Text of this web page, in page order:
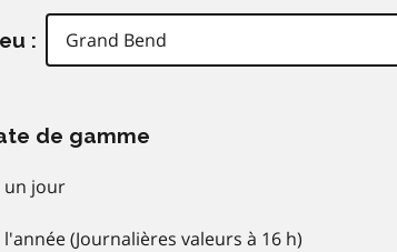
:
de gamme
jour
(Journalières valeurs à 16 h)